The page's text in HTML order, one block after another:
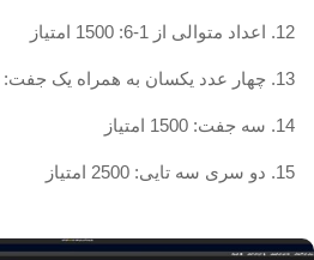
اعداد متوالی از 1-6: 1500 امتیاز
چهار عدد یکسان به همراه یک جفت: 1500 امتیاز
سه جفت: 1500 امتیاز
دو سری سه تایی: 2500 امتیاز